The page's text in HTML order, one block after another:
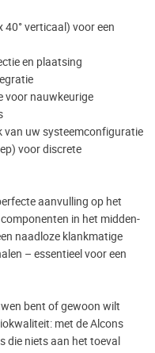
verticaal) voor een
en plaatsing
voor nauwkeurige
van uw systeemconfiguratie
voor discrete
aanvulling op het
in het midden-
naadloze klankmatige
– essentieel voor een
bent of gewoon wilt
met de Alcons
die niets aan het toeval